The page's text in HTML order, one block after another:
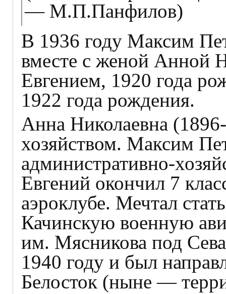
— М.П.Панфилов)
В 1936 году Максим
вместе с женой Анной
Евгением, 1920 года
1922 года рождения.
Анна Николаевна
хозяйством. Максим
административно-
Евгений окончил 7
аэроклубе. Мечтал
Качинскую военную
им. Мясникова под
1940 году и был
Белосток (ныне —